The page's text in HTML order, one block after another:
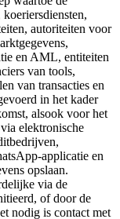
autoriteiten voor
en AML, entiteiten
van tools,
van transacties en
in het kader
alsook voor het
elektronische
applicatie en
opslaan.
via de
of door de
nodig is contact met